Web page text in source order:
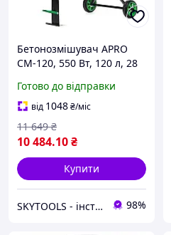
Бетонозмішувач APRO
СМ-120, 550 Вт, 120 л, 28
Готово до відправки
від 1048₴/міс
10 484.10₴
11 649 ₴
Купити
SKYTOOLS - інструмент та витратні матеріали 98%